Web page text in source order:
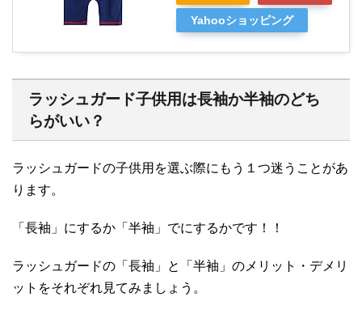
Yahooショッピング
ラッシュガード子供用は長袖か半袖のどち
らがいい？
ラッシュガードの子供用を選ぶ際にもう１つ迷うことがあ
ります。
「長袖」にするか「半袖」でにするかです！！
ラッシュガードの「長袖」と「半袖」のメリット・デメリ
ットをそれぞれ見てみましょう。